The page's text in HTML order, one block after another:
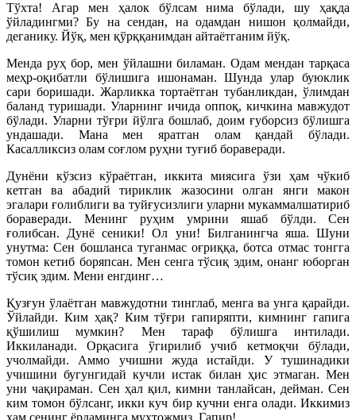
Тўхта! Агар мен ҳалок бўлсам нима бўлади, шу ҳақда
ўйладингми? Бу на сендан, на одамдан нишон қолмайди,
деганику. Йўқ, мен қўрққанимдан айтаётганим йўқ.
Менда руҳ бор, мен ўйлашни биламан. Одам мендан тарқаса
меҳр-оқибатли бўлишига ишонаман. Шунда улар буюклик
сари боришади. Жарликка тортаётган тубанликдан, ўлимдан
баланд туришади. Уларнинг ичида оппоқ, кичкина мавжудот
бўлади. Уларни тўғри йўлга бошлаб, доим ғуборсиз бўлишга
ундашади. Мана мен яратган олам қандай бўлади.
Касалликсиз олам соғлом руҳни туғиб бораверади.
Дунёни кўзсиз кўраётган, иккита миясига ўзи ҳам чўкиб
кетган ва абадий тириклик жазосини олган янги макон
эгалари ғолиблиги ва туйғусизлиги уларни мукаммалшатириб
бораверади. Менинг руҳим умрини яшаб бўлди. Сен
ғолибсан. Дунё сеники! Ол уни! Билганингча яша. Шуни
унутма: Сен бошланса туганмас оғриққа, ботса отмас тонгга
томон кетиб боряпсан. Мен сенга тўсиқ эдим, онанг юборган
тўсиқ эдим. Мени енгдинг…
Қузғун ўлаётган мавжудотни тинглаб, менга ва унга қарайди.
Ўйлайди. Ким ҳақ? Ким тўғри гапиряпти, кимнинг гапига
қўшилиш мумкин? Мен тараф бўлишга интилади.
Иккиланади. Орқасига ўгирилиб учиб кетмоқчи бўлади,
учолмайди. Аммо учишни жуда истайди. У тушинадики
учишини бугунгидай кучли истак билан ҳис этмаган. Мен
уни чақираман. Сен ҳал қил, кимни танлайсан, дейман. Сен
ким томон бўлсанг, икки куч бир кучни енга олади. Иккимиз
ҳам сенинг ёрдаминга муҳтожмиз. Гапир!